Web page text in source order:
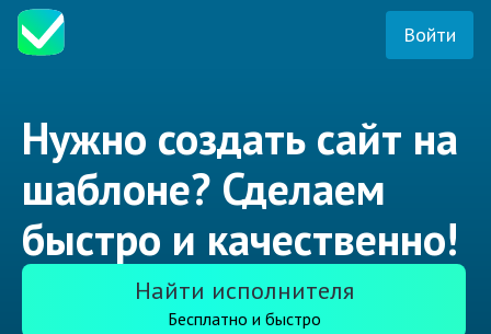
Войти
Нужно создать сайт на
шаблоне? Сделаем
быстро и качественно!
Найти исполнителя
Бесплатно и быстро